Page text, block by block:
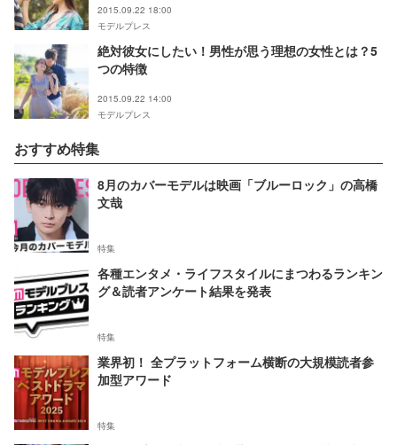
2015.09.22 18:00
モデルプレス
絶対彼女にしたい！男性が思う理想の女性とは？5
つの特徴
2015.09.22 14:00
モデルプレス
おすすめ特集
8月のカバーモデルは映画「ブルーロック」の高橋
文哉
特集
各種エンタメ・ライフスタイルにまつわるランキン
グ＆読者アンケート結果を発表
特集
業界初！ 全プラットフォーム横断の大規模読者参
加型アワード
特集